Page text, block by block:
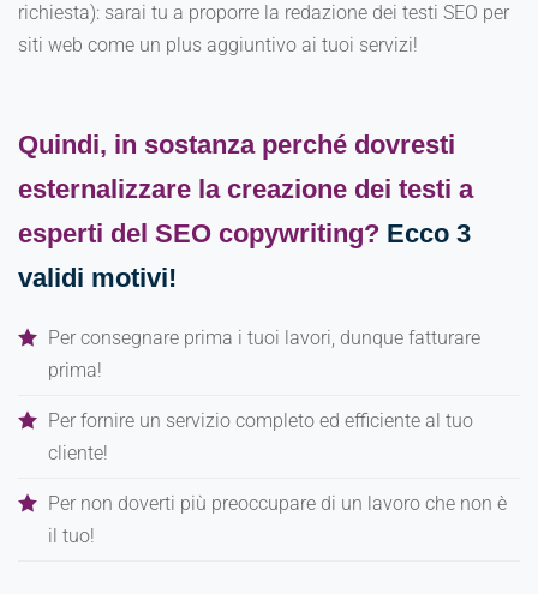
richiesta): sarai tu a proporre la redazione dei testi SEO per
siti web come un plus aggiuntivo ai tuoi servizi!
Quindi, in sostanza perché dovresti
esternalizzare la creazione dei testi a
esperti del SEO copywriting? Ecco 3
validi motivi!
Per consegnare prima i tuoi lavori, dunque fatturare
prima!
Per fornire un servizio completo ed efficiente al tuo
cliente!
Per non doverti più preoccupare di un lavoro che non è
il tuo!